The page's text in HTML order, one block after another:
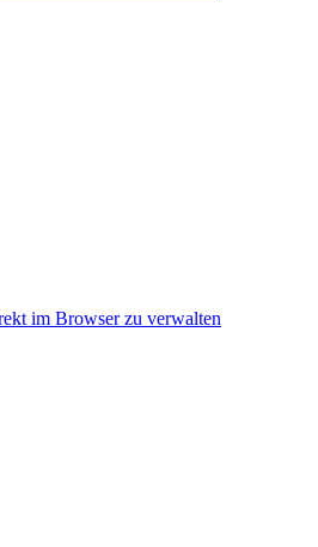
im Browser zu verwalten